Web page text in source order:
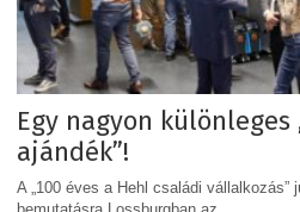
Egy nagyon
ajándék”!
A „100 éves a Hehl családi vállalkozás”